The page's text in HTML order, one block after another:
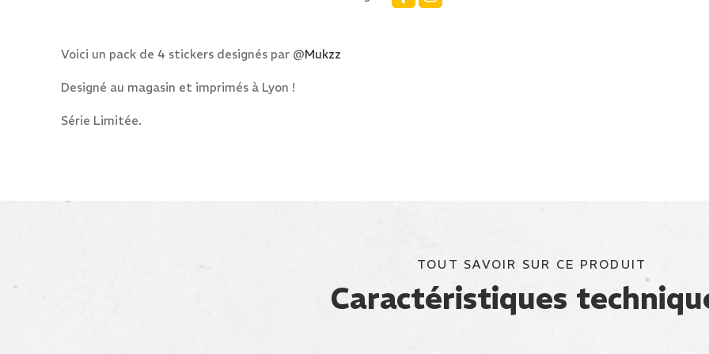
Voici un pack de 4 stickers designés par @Mukzz
Designé au magasin et imprimés à Lyon !
Série Limitée.
TOUT SAVOIR SUR CE PRODUIT
Caractéristiques